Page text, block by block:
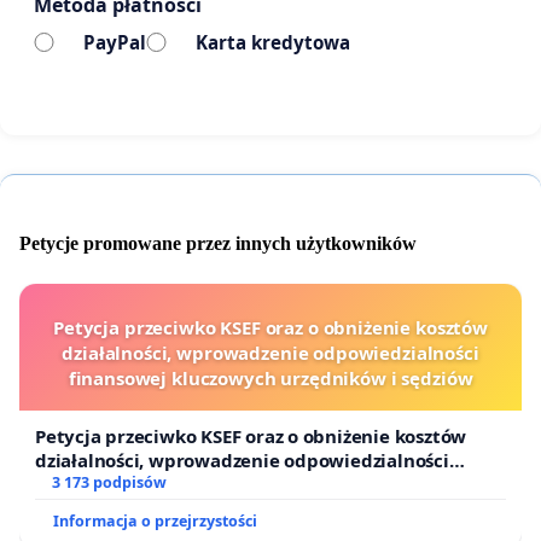
#UczniowieBezWyboru
PayPal Karta kredytowa
Petycje promowane przez innych użytkowników
Petycja przeciwko KSEF oraz o obniżenie kosztów
działalności, wprowadzenie odpowiedzialności
finansowej kluczowych urzędników i sędziów
Petycja przeciwko KSEF oraz o obniżenie kosztów
działalności, wprowadzenie odpowiedzialności
finansowej kluczowych urzędników i sędziów
3 173 podpisów
Informacja o przejrzystości